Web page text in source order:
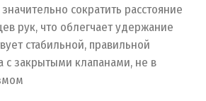
сократить расстояние
рук, что облегчает удержание
стабильной, правильной
с закрытыми клапанами, не в